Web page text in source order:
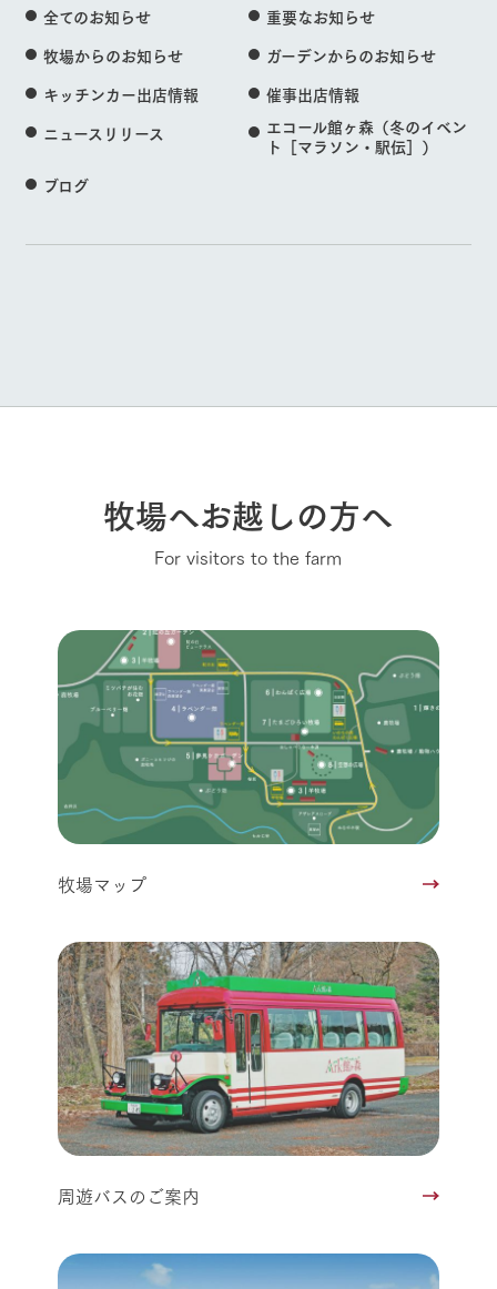
全てのお知らせ
重要なお知らせ
牧場からのお知らせ
ガーデンからのお知らせ
キッチンカー出店情報
催事出店情報
ニュースリリース
エコール館ヶ森（冬のイベン
ト［マラソン・駅伝］）
ブログ
牧場へお越しの方へ
For visitors to the farm
牧場マップ
周遊バスのご案内